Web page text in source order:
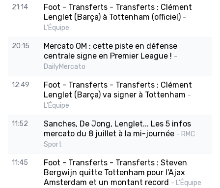
21:14
Foot - Transferts - Transferts : Clément
Lenglet (Barça) à Tottenham (officiel) -
L'Équipe
20:15
Mercato OM : cette piste en défense
centrale signe en Premier League ! -
DailyMercato
12:49
Foot - Transferts - Transferts : Clément
Lenglet (Barça) va signer à Tottenham -
L'Équipe
11:52
Sanches, De Jong, Lenglet... Les 5 infos
mercato du 8 juillet à la mi-journée - RMC
Sport
11:45
Foot - Transferts - Transferts : Steven
Bergwijn quitte Tottenham pour l'Ajax
Amsterdam et un montant record - L'Équipe